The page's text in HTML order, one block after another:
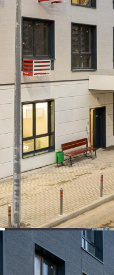
Не указано
Размер площади (м2)
58.9
Цена за помещение
70 680 руб.
Цена за 1 кв. м
1 200 руб.
О помещении